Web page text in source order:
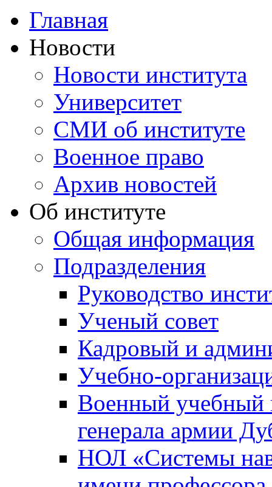
Главная
Новости
Новости института
Университет
СМИ об институте
Военное право
Архив новостей
Об институте
Общая информация
Подразделения
Руководство
Ученый совет
Кадровый и
Учебно-
Военный учебный
генерала армии
НОЛ «Системы